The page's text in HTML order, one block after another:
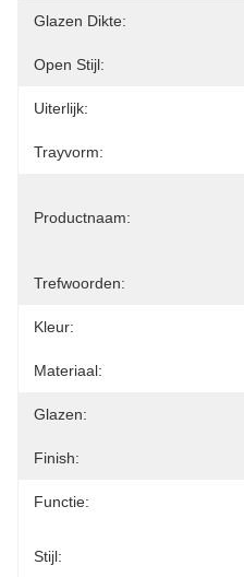
Glazen Dikte:
Open Stijl:
Uiterlijk:
Trayvorm:
Productnaam:
Trefwoorden:
Kleur:
Materiaal:
Glazen:
Finish:
Functie:
Stijl: